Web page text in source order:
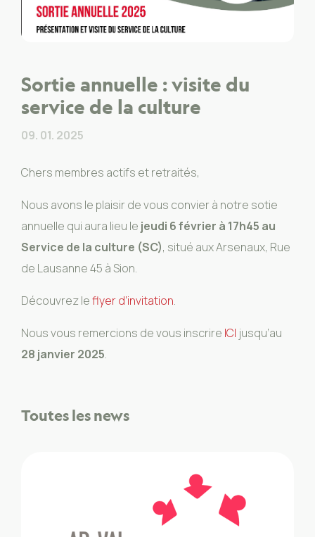
Sortie annuelle : visite du
service de la culture
09. 01. 2025
Chers membres actifs et retraités,
Nous avons le plaisir de vous convier à notre sotie
annuelle qui aura lieu le jeudi 6 février à 17h45 au
Service de la culture (SC), situé aux Arsenaux, Rue
de Lausanne 45 à Sion.
Découvrez leflyer d’invitation.
Nous vous remercions de vous inscrire ICI jusqu’au
28 janvier 2025.
Toutes les news